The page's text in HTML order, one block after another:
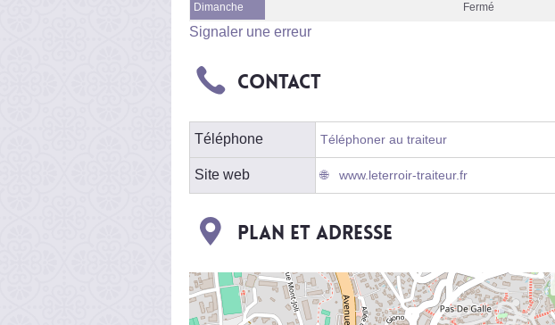
Dimanche Fermé
Signaler une erreur
Contact
Téléphone Téléphoner au traiteur
Site web www.leterroir-traiteur.fr
Plan et adresse